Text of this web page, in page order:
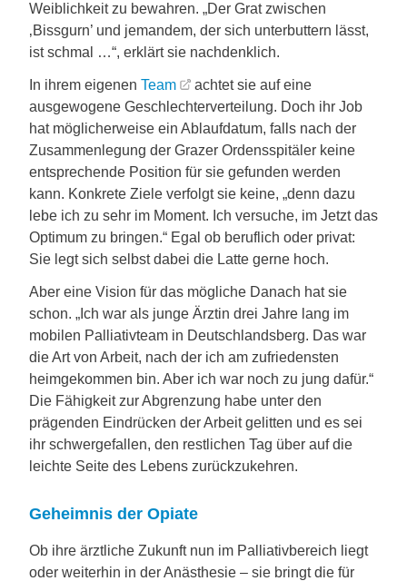
Weiblichkeit zu bewahren. „Der Grat zwischen
‚Bissgurn’ und jemandem, der sich unterbuttern lässt,
ist schmal …“, erklärt sie nachdenklich.
In ihrem eigenen Team
achtet sie auf eine
ausgewogene Geschlechterverteilung. Doch ihr Job
hat möglicherweise ein Ablaufdatum, falls nach der
Zusammenlegung der Grazer Ordensspitäler keine
entsprechende Position für sie gefunden werden
kann. Konkrete Ziele verfolgt sie keine, „denn dazu
lebe ich zu sehr im Moment. Ich versuche, im Jetzt das
Optimum zu bringen.“ Egal ob beruflich oder privat:
Sie legt sich selbst dabei die Latte gerne hoch.
Aber eine Vision für das mögliche Danach hat sie
schon. „Ich war als junge Ärztin drei Jahre lang im
mobilen Palliativteam in Deutschlandsberg. Das war
die Art von Arbeit, nach der ich am zufriedensten
heimgekommen bin. Aber ich war noch zu jung dafür.“
Die Fähigkeit zur Abgrenzung habe unter den
prägenden Eindrücken der Arbeit gelitten und es sei
ihr schwergefallen, den restlichen Tag über auf die
leichte Seite des Lebens zurückzukehren.
Geheimnis der Opiate
Ob ihre ärztliche Zukunft nun im Palliativbereich liegt
oder weiterhin in der Anästhesie – sie bringt die für